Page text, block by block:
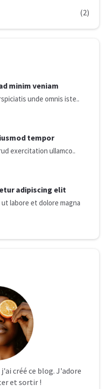
(2)
minim veniam
unde omnis iste..
tempor
exercitation ullamco..
adipiscing elit
labore et dolore magna
j'ai créé ce blog. J'adore
et sortir !